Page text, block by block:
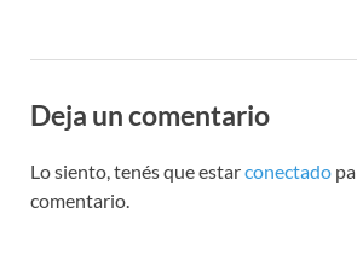
Deja un comentario
Lo siento, tenés que estarconectado
comentario.